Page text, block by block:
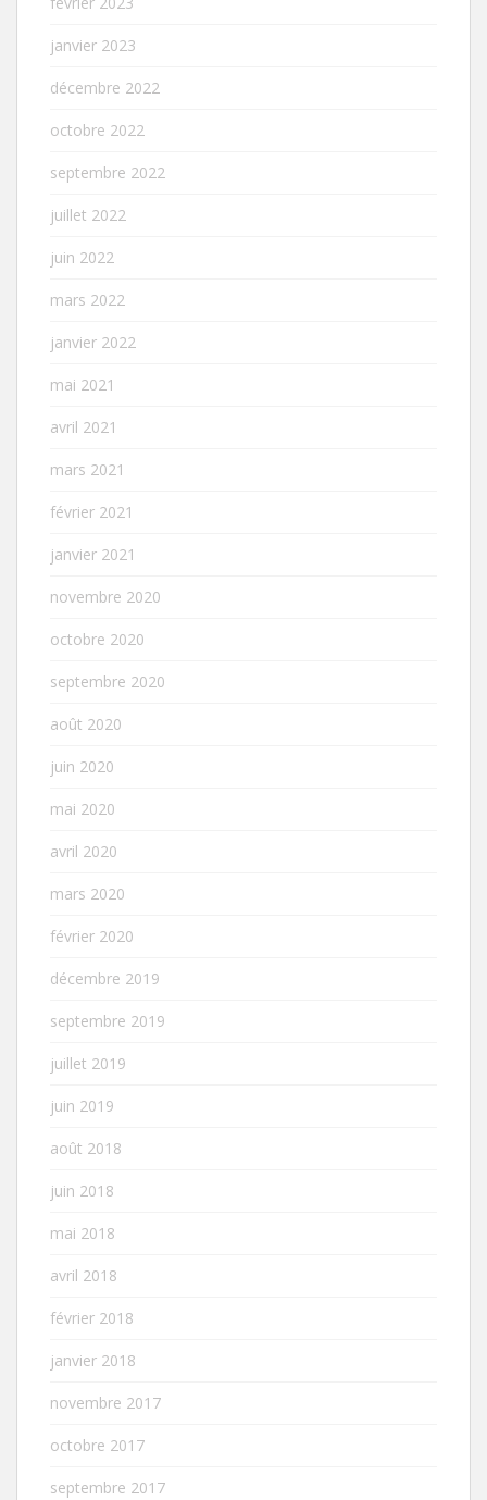
janvier 2023
décembre 2022
octobre 2022
septembre 2022
juillet 2022
juin 2022
mars 2022
janvier 2022
mai 2021
avril 2021
mars 2021
février 2021
janvier 2021
novembre 2020
octobre 2020
septembre 2020
août 2020
juin 2020
mai 2020
avril 2020
mars 2020
février 2020
décembre 2019
septembre 2019
juillet 2019
juin 2019
août 2018
juin 2018
mai 2018
avril 2018
février 2018
janvier 2018
novembre 2017
octobre 2017
septembre 2017